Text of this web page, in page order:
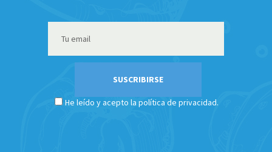
He leído y acepto la política de privacidad.